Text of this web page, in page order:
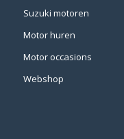
Suzuki motoren
Motor huren
Motor occasions
Webshop